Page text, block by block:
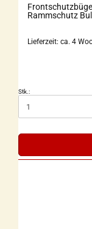
Rammschutz
Lieferzeit: ca. 4
Stk.: